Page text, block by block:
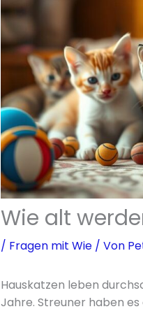
Wie alt
/ Fragen mit Wie/ Von
Hauskatzen leben
Jahre. Streuner haben